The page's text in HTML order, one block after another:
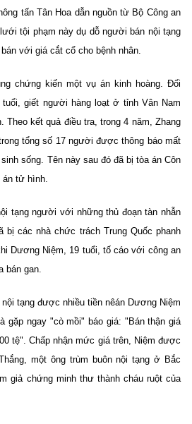
tấn Tân Hoa dẫn nguồn từ Bộ Công an
tội phạm này dụ dỗ người bán nội tạng
với giá cắt cổ cho bệnh nhân.
chứng kiến một vụ án kinh hoàng. Đối
tuổi, giết người hàng loạt ở tỉnh Vân Nam
Theo kết quả điều tra, trong 4 năm, Zhang
tổng số 17 người được thông báo mất
sống. Tên này sau đó đã bị tòa án Côn
tử hình.
tạng người với những thủ đoạn tàn nhẫn
bị các nhà chức trách Trung Quốc phanh
Dương Niệm, 19 tuổi, tố cáo với công an
gan.
nội tạng được nhiều tiền nêán Dương Niệm
gặp ngay "cò mồi" báo giá: "Bán thận giá
tệ". Chấp nhận mức giá trên, Niệm được
một ông trùm buôn nội tạng ở Bắc
giả chứng minh thư thành cháu ruột của